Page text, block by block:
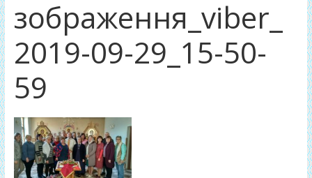
зображення_viber_
2019-09-29_15-50-
59